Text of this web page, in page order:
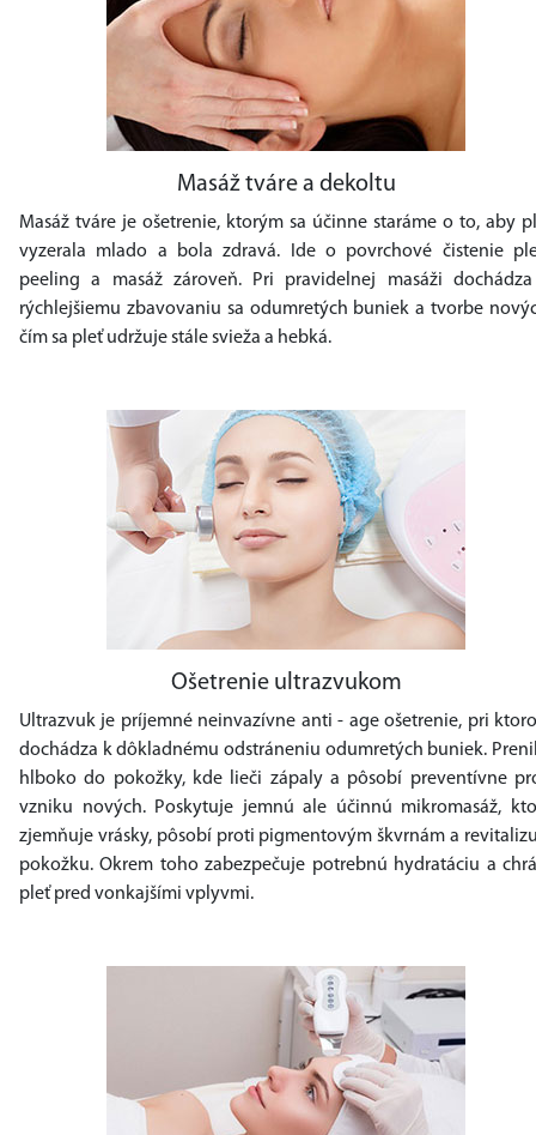
Masáž tváre a dekoltu
Masáž tváre je ošetrenie, ktorým sa účinne staráme o to, aby
vyzerala mlado a bola zdravá. Ide o povrchové čistenie
peeling a masáž zároveň. Pri pravidelnej masáži
rýchlejšiemu zbavovaniu sa odumretých buniek a tvorbe
čím sa pleť udržuje stále svieža a hebká.
Ošetrenie ultrazvukom
Ultrazvuk je príjemné neinvazívne anti - age ošetrenie, pri
dochádza k dôkladnému odstráneniu odumretých buniek.
hlboko do pokožky, kde lieči zápaly a pôsobí preventívne
vzniku nových. Poskytuje jemnú ale účinnú mikromasáž,
zjemňuje vrásky, pôsobí proti pigmentovým škvrnám a
pokožku. Okrem toho zabezpečuje potrebnú hydratáciu a
pleť pred vonkajšími vplyvmi.